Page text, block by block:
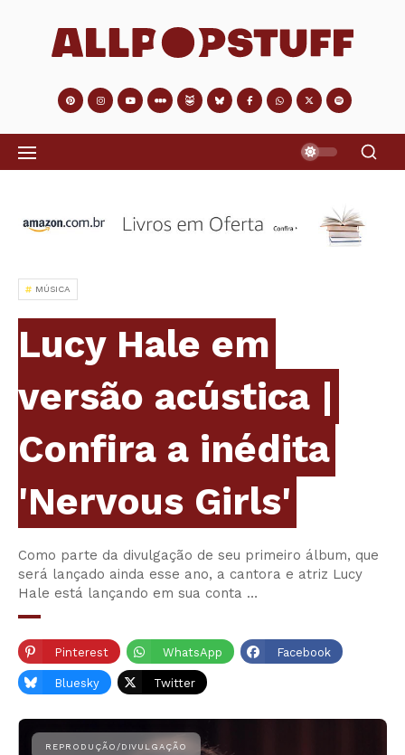
MÚSICA
Lucy Hale em
versão acústica |
Confira a inédita
'Nervous Girls'
Como parte da divulgação de seu primeiro álbum, que
será lançado ainda esse ano, a cantora e atriz Lucy
Hale está lançando em sua conta …
Pinterest WhatsApp Facebook
Bluesky Twitter